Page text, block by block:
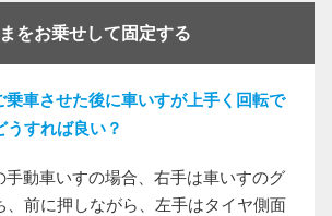
をお乗せして固定する
乗車させた後に車いすが上手く回転で
うすれば良い？
手動車いすの場合、右手は車いすのグ
、前に押しながら、左手はタイヤ側面